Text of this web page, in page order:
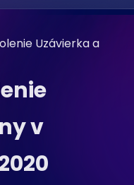
Uzávierka a
v